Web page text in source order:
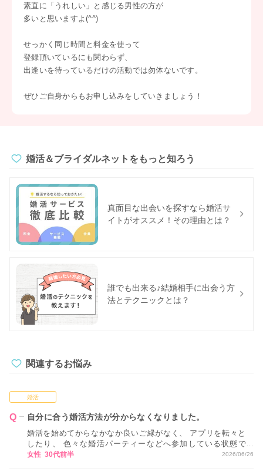
素直に「うれしい」と感じる男性の方が
多いと思いますよ(^^)
せっかく同じ時間と料金を使って
登録頂いているにも関わらず、
出逢いを待っているだけの活動では勿体ないです。
ぜひご自身からもお申し込みをしていきましょう！
婚活＆ブライダルネットをもっと知ろう
真面目な出会いを探すなら婚活サ
イトがオススメ！その理由とは？
誰でも出来る♪結婚相手に出会う方
法とテクニックとは？
関連するお悩み
婚活
自分に合う婚活方法が分からなくなりました。
婚活を始めてからなかなか良いご縁がなく、 アプリを転々と
したり、 色々な婚活パーティーなどへ参加している状態で
す。 ただ、正直なところ、 どれが自分に合っているかが分か
女性 30代前半 2026/06/26